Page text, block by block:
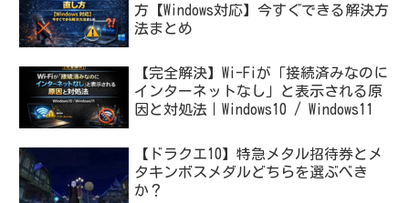
方【Windows対応】今すぐできる解決方
法まとめ
【完全解決】Wi-Fiが「接続済みなのに
インターネットなし」と表示される原
因と対処法｜Windows10 / Windows11
【ドラクエ10】特急メタル招待券とメ
タキンボスメダルどちらを選ぶべき
か？